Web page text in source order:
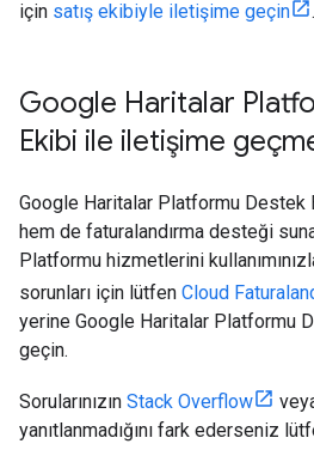
için satış ekibiyle iletişime geçin .
Google Haritalar
Ekibi ile iletişime
Google Haritalar Platformu
hem de faturalandırma desteği
Platformu hizmetlerini
sorunları için lütfen Cloud
yerine Google Haritalar Platformu
geçin.
Sorularınızın Stack Overflow
yanıtlanmadığını fark ederseniz